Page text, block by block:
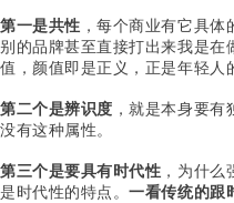
第一是共性 ，每个商业有它具
别的品牌甚至直接打出来我是在
值，颜值即是正义，正是年轻人
第二个是辨识度 ，就是本身要
没有这种属性。
第三个是要具有时代性 ，为什
是时代性的特点。一看传统的跟